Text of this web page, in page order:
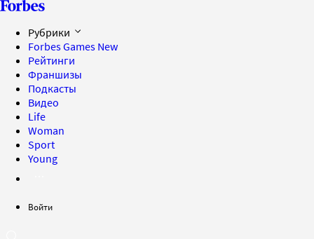
Рубрики
Forbes Games New
Рейтинги
Франшизы
Подкасты
Видео
Life
Woman
Sport
Young
Войти